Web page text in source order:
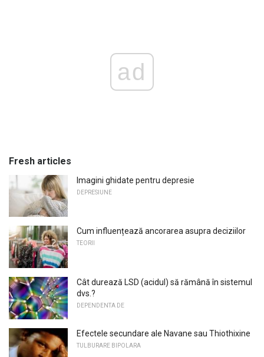
ad
Fresh articles
Imagini ghidate pentru depresie
DEPRESIUNE
Cum influențează ancorarea asupra deciziilor
TEORII
Cât durează LSD (acidul) să rămână în sistemul
dvs.?
DEPENDENTA DE
Efectele secundare ale Navane sau Thiothixine
TULBURARE BIPOLARA